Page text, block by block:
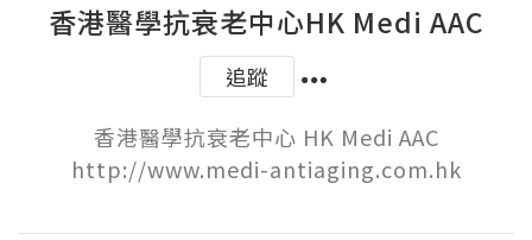
香港醫學抗衰老中心HK Medi AAC
追蹤
香港醫學抗衰老中心 HK Medi AAC
http://www.medi-antiaging.com.hk